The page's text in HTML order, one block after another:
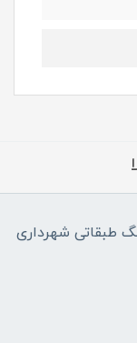
طبقاتی شهرداری